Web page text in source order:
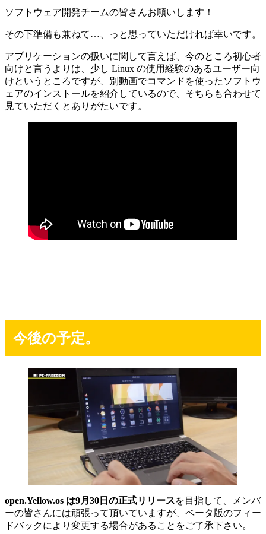
ソフトウェア開発チームの皆さんお願いします！
その下準備も兼ねて…、っと思っていただければ幸いです。
アプリケーションの扱いに関して言えば、今のところ初心者
向けと言うよりは、少し Linux の使用経験のあるユーザー向
けというところですが、別動画でコマンドを使ったソフトウ
ェアのインストールを紹介しているので、そちらも合わせて
見ていただくとありがたいです。
今後の予定。
open.Yellow.os は9月30日の正式リリースを目指して、メンバ
ーの皆さんには頑張って頂いていますが、ベータ版のフィー
ドバックにより変更する場合があることをご了承下さい。